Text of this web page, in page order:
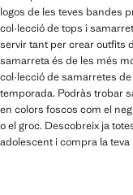
logos de les teves bandes
col·lecció de tops i
servir tant per crear outfits
samarreta és de les més
col·lecció de samarretes
temporada. Podràs trobar
en colors foscos com el
o el groc. Descobreix ja
adolescent i compra la teva